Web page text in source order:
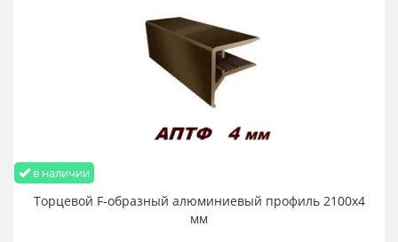
в наличии
Торцевой F-образный алюминиевый профиль 2100х4
мм